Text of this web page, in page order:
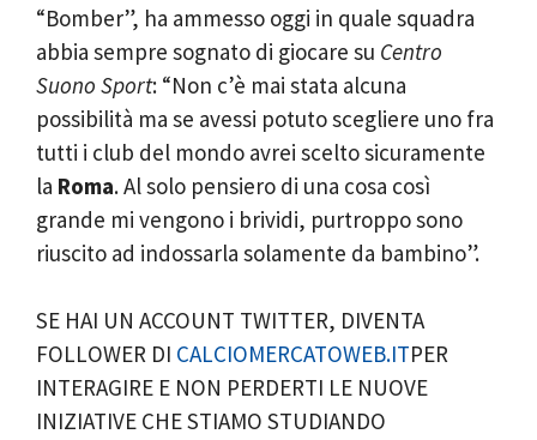
“Bomber”, ha ammesso oggi in quale squadra
abbia sempre sognato di giocare su Centro
Suono Sport: “Non c’è mai stata alcuna
possibilità ma se avessi potuto scegliere uno fra
tutti i club del mondo avrei scelto sicuramente
la Roma. Al solo pensiero di una cosa così
grande mi vengono i brividi, purtroppo sono
riuscito ad indossarla solamente da bambino”.
SE HAI UN ACCOUNT TWITTER, DIVENTA
FOLLOWER DI CALCIOMERCATOWEB.ITPER
INTERAGIRE E NON PERDERTI LE NUOVE
INIZIATIVE CHE STIAMO STUDIANDO